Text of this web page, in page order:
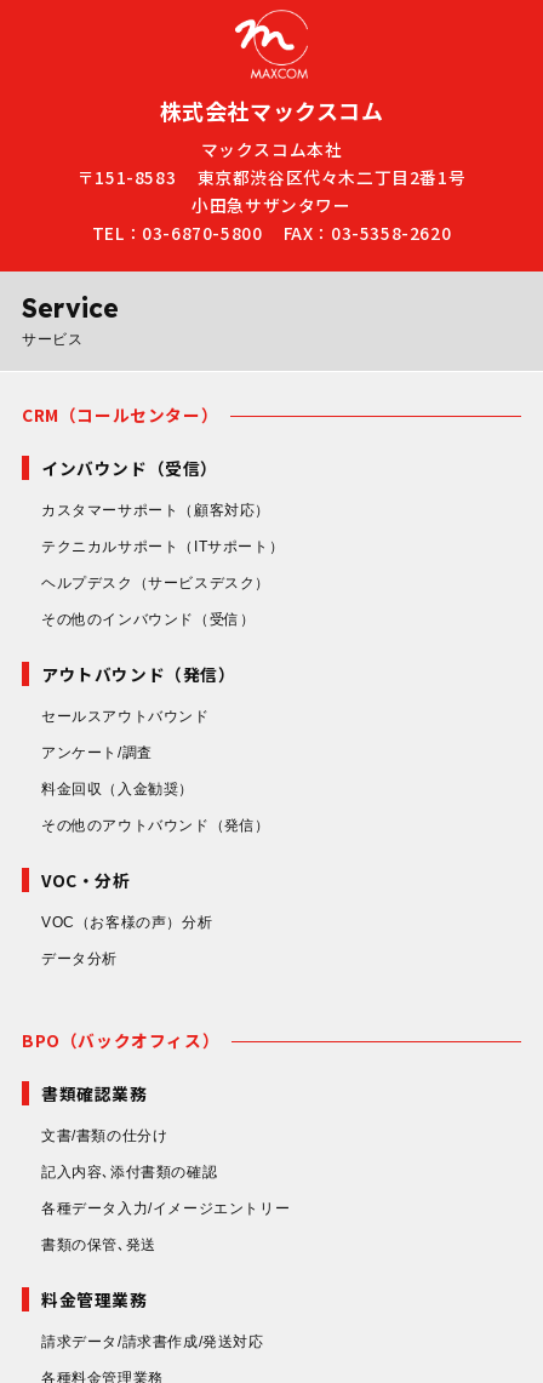
株式会社マックスコム
マックスコム本社
〒151-8583
東京都渋谷区代々木二丁目2番1号
小田急サザンタワー
TEL：03-6870-5800
FAX：03-5358-2620
Service
サービス
CRM（コールセンター）
インバウンド（受信）
カスタマーサポート （顧客対応）
テクニカルサポート （ITサポート）
ヘルプデスク （サービスデスク）
その他のインバウンド （受信）
アウトバウンド（発信）
セールスアウトバウンド
アンケート/調査
料金回収 （入金勧奨）
その他のアウトバウンド （発信）
VOC・分析
VOC（お客様の声）分析
データ分析
BPO（バックオフィス）
書類確認業務
文書/書類の仕分け
記入内容､添付書類の確認
各種データ入力/イメージエントリー
書類の保管､発送
料金管理業務
請求データ/請求書作成/発送対応
各種料金管理業務